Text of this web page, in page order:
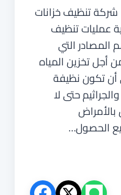
تنظيف خزانات
عمليات تنظيف
المصادر التي
تخزين المياه
أن تكون نظيفة
حتى لا
الحصول…